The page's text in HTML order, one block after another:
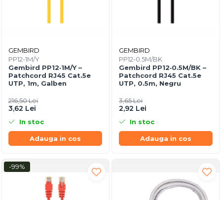
GEMBIRD
PP12-1M/Y
Gembird PP12‑1M/Y –
Patchcord RJ45 Cat.5e
UTP, 1m, Galben
216,50 Lei
3,62 Lei
In stoc
Adauga in cos
GEMBIRD
PP12-0.5M/BK
Gembird PP12‑0.5M/BK –
Patchcord RJ45 Cat.5e
UTP, 0.5m, Negru
3,65 Lei
2,92 Lei
In stoc
Adauga in cos
-99%